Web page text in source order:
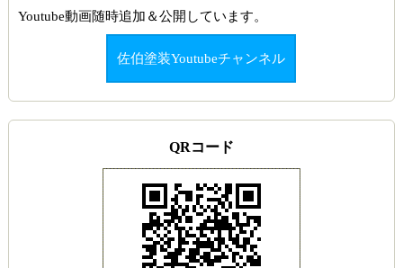
Youtube動画随時追加＆公開しています。
佐伯塗装Youtubeチャンネル
QRコード